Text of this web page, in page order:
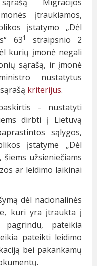
įtraukiamos,
įstatymo „Dėl
631
straipsnio 2
kurių įmonė negali
sąrašą, ir įmonė
nustatytus
kriterijus.
– nustatyti
dirbti į Lietuvą
sąlygos,
įstatyme „Dėl
šiems užsieniečiams
ar leidimo laikinai
dėl nacionalinės
kuri yra įtraukta į
pateikia
pateikti leidimo
bei pakankamų